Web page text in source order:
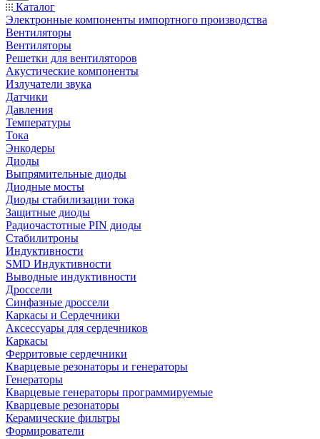
Каталог
Электронные компоненты импортного производства
Вентиляторы
Вентиляторы
Решетки для вентиляторов
Акустические компоненты
Излучатели звука
Датчики
Давления
Температуры
Тока
Энкодеры
Диоды
Выпрямительные диоды
Диодные мосты
Диоды стабилизации тока
Защитные диоды
Радиочастотные PIN диоды
Стабилитроны
Индуктивности
SMD Индуктивности
Выводные индуктивности
Дроссели
Синфазные дроссели
Каркасы и Сердечники
Аксессуары для сердечников
Каркасы
Ферритовые сердечники
Кварцевые резонаторы и генераторы
Генераторы
Кварцевые генераторы программируемые
Кварцевые резонаторы
Керамические фильтры
Формирователи